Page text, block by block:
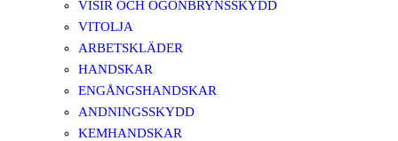
VISIR OCH ÖGONBRYNSSKYDD
VITOLJA
ARBETSKLÄDER
HANDSKAR
ENGÅNGSHANDSKAR
ANDNINGSSKYDD
KEMHANDSKAR